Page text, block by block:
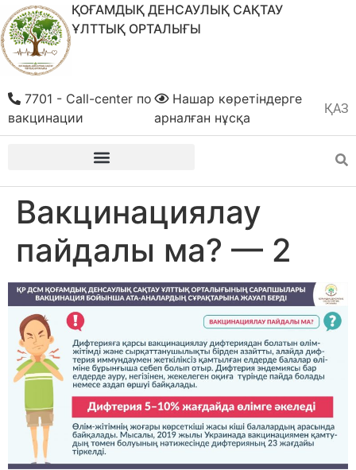
ҚОҒАМДЫҚ ДЕНСАУЛЫҚ САҚТАУ
ҰЛТТЫҚ ОРТАЛЫҒЫ
ҚАЗ
РУС
Нашар көретіндерге
арналған нұсқа
7701 - Call-center по
вакцинации
Вакцинациялау
пайдалы ма? — 2